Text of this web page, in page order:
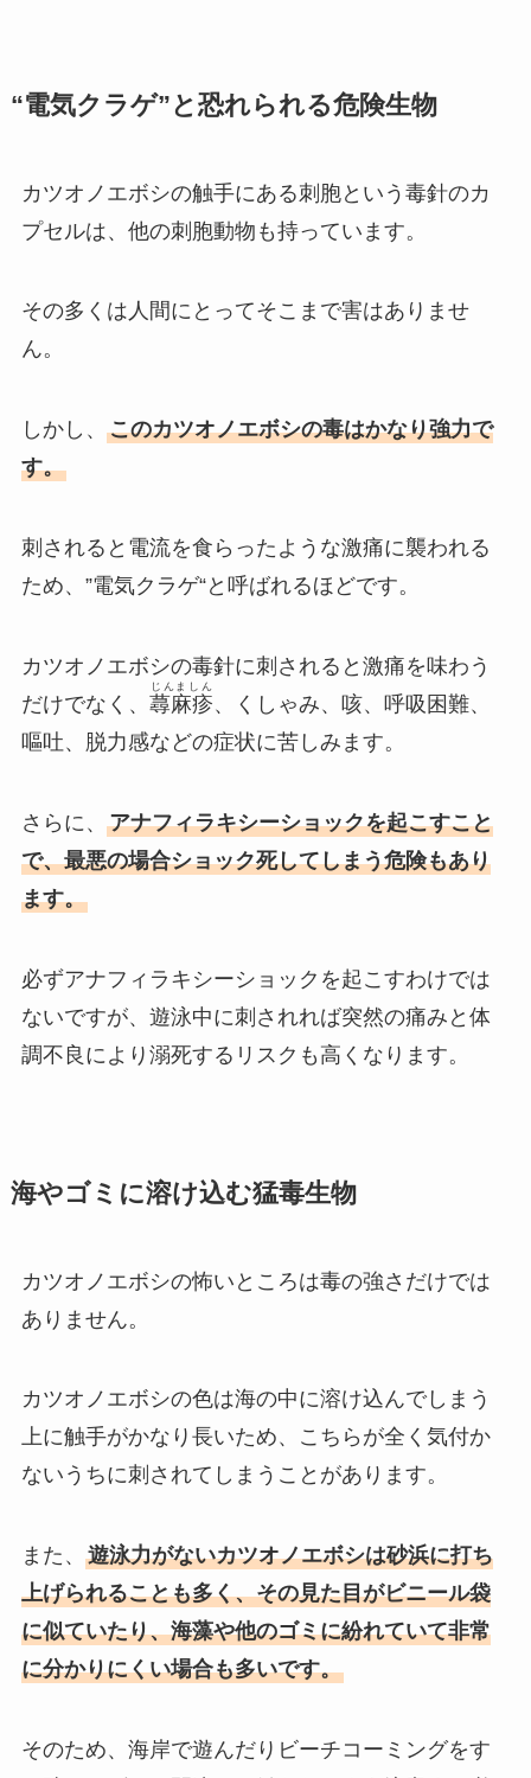
“電気クラゲ”と恐れられる危険生物
カツオノエボシの触手にある刺胞という毒針のカ
プセルは、他の刺胞動物も持っています。
その多くは人間にとってそこまで害はありませ
ん。
しかし、 このカツオノエボシの毒はかなり強力で
す。
刺されると電流を食らったような激痛に襲われる
ため、”電気クラゲ“と呼ばれるほどです。
カツオノエボシの毒針に刺されると激痛を味わう
だけでなく、 蕁麻疹
じんましん
、くしゃみ、咳、呼吸困難、
嘔吐、脱力感などの症状に苦しみます。
さらに、 アナフィラキシーショックを起こすこと
で、最悪の場合ショック死してしまう危険もあり
ます。
必ずアナフィラキシーショックを起こすわけでは
ないですが、遊泳中に刺されれば突然の痛みと体
調不良により溺死するリスクも高くなります。
海やゴミに溶け込む猛毒生物
カツオノエボシの怖いところは毒の強さだけでは
ありません。
カツオノエボシの色は海の中に溶け込んでしまう
上に触手がかなり長いため、こちらが全く気付か
ないうちに刺されてしまうことがあります。
また、 遊泳力がないカツオノエボシは砂浜に打ち
上げられることも多く、その見た目がビニール袋
に似ていたり、海藻や他のゴミに紛れていて非常
に分かりにくい場合も多いです。
そのため、海岸で遊んだりビーチコーミングをす